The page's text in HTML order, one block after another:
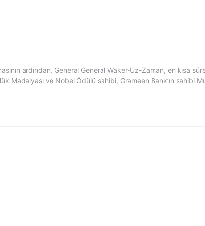
ardından, General General Waker-Uz-Zaman, en kısa
Madalyası ve Nobel Ödülü sahibi, Grameen Bank’ın sahibi